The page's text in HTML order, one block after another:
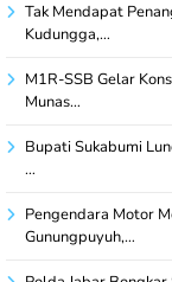
Tak Mendapat
Kudungga,…
M1R-SSB Gelar
Munas…
Bupati Sukabumi
…
Pengendara Motor
Gunungpuyuh,…